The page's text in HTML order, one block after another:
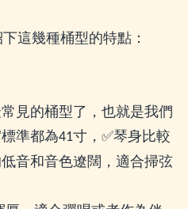
這幾種桶型的特點：
見的桶型了，也就是我們
準都為41寸， ✅琴身比較
音和音色遼闊，適合掃弦